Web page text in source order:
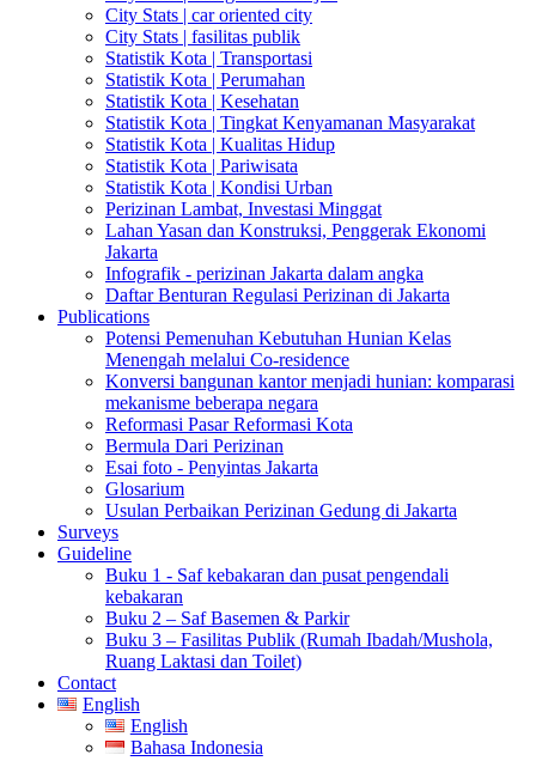
City Stats | car oriented city
City Stats | fasilitas publik
Statistik Kota | Transportasi
Statistik Kota | Perumahan
Statistik Kota | Kesehatan
Statistik Kota | Tingkat Kenyamanan Masyarakat
Statistik Kota | Kualitas Hidup
Statistik Kota | Pariwisata
Statistik Kota | Kondisi Urban
Perizinan Lambat, Investasi Minggat
Lahan Yasan dan Konstruksi, Penggerak Ekonomi
Jakarta
Infografik - perizinan Jakarta dalam angka
Daftar Benturan Regulasi Perizinan di Jakarta
Publications
Potensi Pemenuhan Kebutuhan Hunian Kelas
Menengah melalui Co-residence
Konversi bangunan kantor menjadi hunian: komparasi
mekanisme beberapa negara
Reformasi Pasar Reformasi Kota
Bermula Dari Perizinan
Esai foto - Penyintas Jakarta
Glosarium
Usulan Perbaikan Perizinan Gedung di Jakarta
Surveys
Guideline
Buku 1 - Saf kebakaran dan pusat pengendali
kebakaran
Buku 2 – Saf Basemen & Parkir
Buku 3 – Fasilitas Publik (Rumah Ibadah/Mushola,
Ruang Laktasi dan Toilet)
Contact
English
English
Bahasa Indonesia